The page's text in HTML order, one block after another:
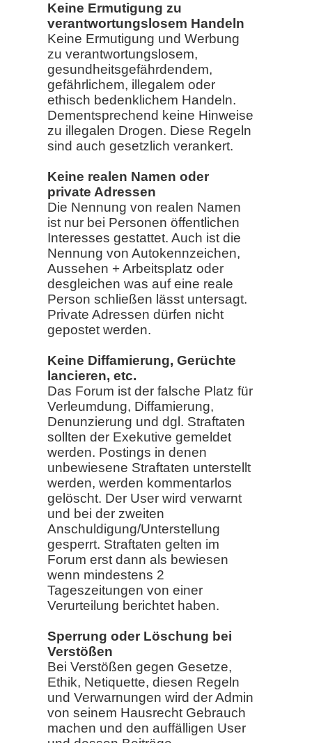
Keine Ermutigung zu
verantwortungslosem Handeln
Keine Ermutigung und Werbung
zu verantwortungslosem,
gesundheitsgefährdendem,
gefährlichem, illegalem oder
ethisch bedenklichem Handeln.
Dementsprechend keine Hinweise
zu illegalen Drogen. Diese Regeln
sind auch gesetzlich verankert.
Keine realen Namen oder
private Adressen
Die Nennung von realen Namen
ist nur bei Personen öffentlichen
Interesses gestattet. Auch ist die
Nennung von Autokennzeichen,
Aussehen + Arbeitsplatz oder
desgleichen was auf eine reale
Person schließen lässt untersagt.
Private Adressen dürfen nicht
gepostet werden.
Keine Diffamierung, Gerüchte
lancieren, etc.
Das Forum ist der falsche Platz für
Verleumdung, Diffamierung,
Denunzierung und dgl. Straftaten
sollten der Exekutive gemeldet
werden. Postings in denen
unbewiesene Straftaten unterstellt
werden, werden kommentarlos
gelöscht. Der User wird verwarnt
und bei der zweiten
Anschuldigung/Unterstellung
gesperrt. Straftaten gelten im
Forum erst dann als bewiesen
wenn mindestens 2
Tageszeitungen von einer
Verurteilung berichtet haben.
Sperrung oder Löschung bei
Verstößen
Bei Verstößen gegen Gesetze,
Ethik, Netiquette, diesen Regeln
und Verwarnungen wird der Admin
von seinem Hausrecht Gebrauch
machen und den auffälligen User